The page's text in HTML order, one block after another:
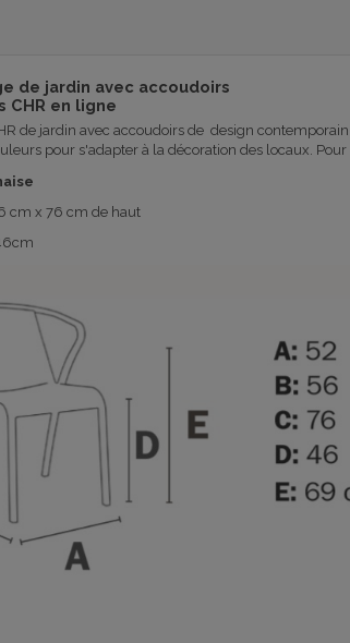
de jardin avec accoudoirs
CHR en ligne
de jardin avec accoudoirs de design
pour s'adapter à la décoration des locaux.
cm x 76 cm de haut